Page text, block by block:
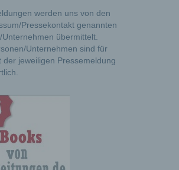
werden uns von den
Pressekontakt genannten
Unternehmen übermittelt.
Unternehmen sind für
der jeweiligen Pressemeldung